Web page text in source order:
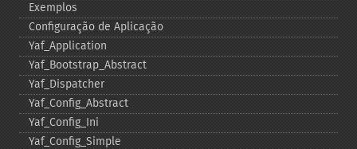
Exemplos
Configuração de Aplicação
Yaf_​Application
Yaf_​Bootstrap_​Abstract
Yaf_​Dispatcher
Yaf_​Config_​Abstract
Yaf_​Config_​Ini
Yaf_​Config_​Simple